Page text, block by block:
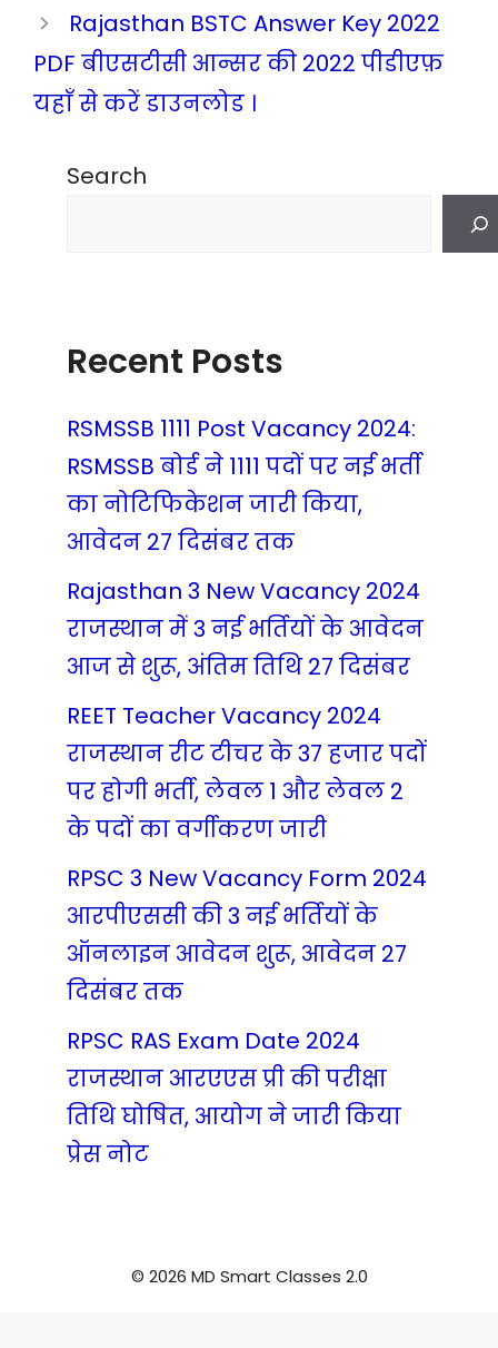
Rajasthan BSTC Answer Key 2022
PDF बीएसटीसी आन्सर की 2022 पीडीएफ़
यहाँ से करें डाउनलोड ।
Search
Recent Posts
RSMSSB 1111 Post Vacancy 2024:
RSMSSB बोर्ड ने 1111 पदों पर नई भर्ती
का नोटिफिकेशन जारी किया,
आवेदन 27 दिसंबर तक
Rajasthan 3 New Vacancy 2024
राजस्थान में 3 नई भर्तियों के आवेदन
आज से शुरू, अंतिम तिथि 27 दिसंबर
REET Teacher Vacancy 2024
राजस्थान रीट टीचर के 37 हजार पदों
पर होगी भर्ती, लेवल 1 और लेवल 2
के पदों का वर्गीकरण जारी
RPSC 3 New Vacancy Form 2024
आरपीएससी की 3 नई भर्तियों के
ऑनलाइन आवेदन शुरू, आवेदन 27
दिसंबर तक
RPSC RAS Exam Date 2024
राजस्थान आरएएस प्री की परीक्षा
तिथि घोषित, आयोग ने जारी किया
प्रेस नोट
© 2026 MD Smart Classes 2.0